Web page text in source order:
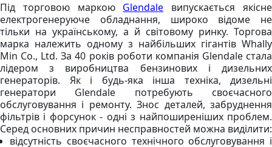
Під торговою маркою Glendale випускається якісне
електрогенеруюче обладнання, широко відоме не
тільки на українському, а й світовому ринку. Торгова
марка належить одному з найбільших гігантів Whally
Min Co., Ltd. За 40 років роботи компанія Glendale стала
лідером з виробництва бензинових і дизельних
генераторів. Як і будь-яка інша техніка, дизельні
генератори Glendale потребують своєчасного
обслуговування і ремонту. Знос деталей, забруднення
фільтрів і форсунок - одні з найпоширеніших проблем.
Серед основних причин несправностей можна виділити:
відсутність своєчасного технічного обслуговування і